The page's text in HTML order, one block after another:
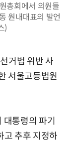
총회에서 의원들
원내대표의 발언
)
거법 위반 사
서울고등법원
통령의 파기
고 추후 지정하